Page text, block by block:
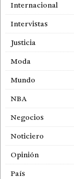
Internacional
Intervistas
Justicia
Moda
Mundo
NBA
Negocios
Noticiero
Opinión
País